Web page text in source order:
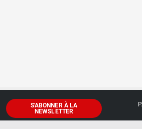
S'ABONNER À LA
NEWSLETTER